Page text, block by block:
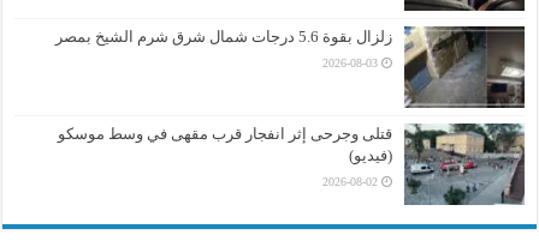
زلزال بقوة 5.6 درجات شمال شرق شرم الشيخ بمصر
2026-08-03
قتلى وجرحى إثر انفجار قرب مقهى في وسط موسكو
(فيديو)
2026-08-02